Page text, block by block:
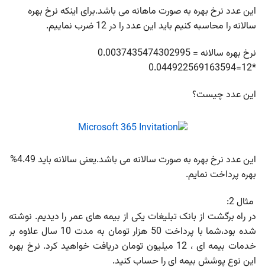
این عدد نرخ بهره به صورت ماهانه می باشد.برای اینکه نرخ بهره
سالانه را محاسبه کنیم باید این عدد را در 12 ضرب نماییم.
نرخ بهره سالانه = 0.0037435474302995
*12=0.044922569163594
این عدد چیست؟
این عدد نرخ بهره به صورت سالانه می باشد.یعنی سالانه باید 4.49%
بهره پرداخت نمایم.
مثال 2:
در راه برگشت از بانک تبلیغات یکی از بیمه های عمر را دیدیم. نوشته
شده بود،شما با پرداخت 50 هزار تومان به مدت 10 سال علاوه بر
خدمات بیمه ای ، 12 میلیون تومان دریافت خواهید کرد. نرخ بهره
این نوع پوشش بیمه ای را حساب کنید.